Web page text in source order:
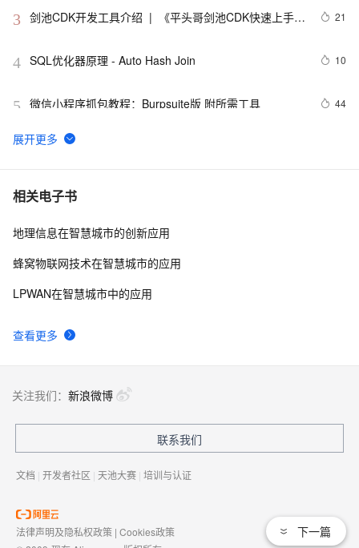
3 剑池CDK开发工具介绍  |  《平头哥剑池CDK快速上手指
21
4 SQL优化器原理 - Auto Hash Join 10
5 微信小程序抓包教程：Burpsuite版 附所需工具 44
6 又一个项目开源，阿里已成为中国开源的关键力量？
7 推进“互联网+政务服务” 加快新型智慧城市建设
8 智慧城市管理要像联网化、集成化全面推进
相关电子书
查看更多
地理信息在智慧城市的创新应用
蜂窝物联网技术在智慧城市的应用
LPWAN在智慧城市中的应用
下一篇
关注我们： 新浪微博
联系我们
文档 | 开发者社区 | 天池大赛 | 培训与认证
法律声明及隐私权政策 | Cookies政策